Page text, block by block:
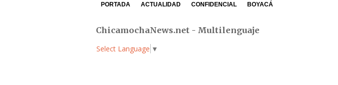
PORTADA ACTUALIDAD CONFIDENCIAL BOYACÁ
ChicamochaNews.net - Multilenguaje
Select Language ▼